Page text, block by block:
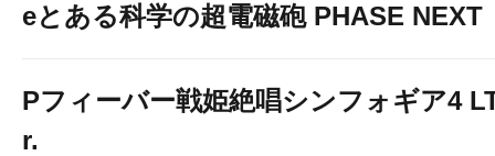
eとある科学の超電磁砲 PHASE NEXT
Pフィーバー戦姫絶唱シンフォギア4
r.